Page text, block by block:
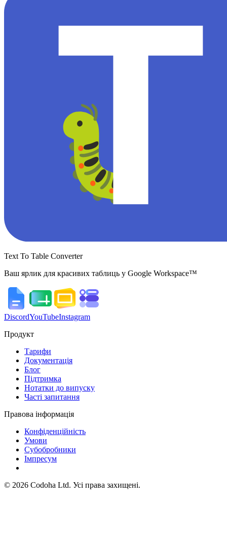
Text To Table Converter
Ваш ярлик для красивих таблиць у Google Workspace™
DiscordYouTubeInstagram
Продукт
Тарифи
Документація
Блог
Підтримка
Нотатки до випуску
Часті запитання
Правова інформація
Конфіденційність
Умови
Субобробники
Імпресум
© 2026 Codoha Ltd. Усі права захищені.